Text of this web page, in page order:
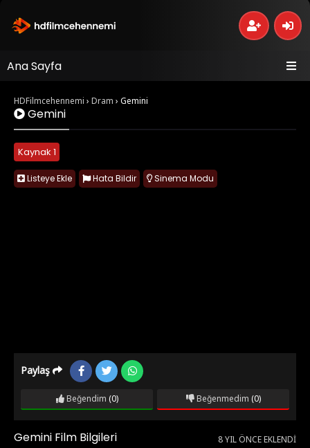
Ana Sayfa
HDFilmcehennemi › Dram › Gemini
Gemini
Kaynak 1
Listeye Ekle Hata Bildir Sinema Modu
Paylaş
Beğendim (0) Beğenmedim (0)
Gemini Film Bilgileri 8 YIL ÖNCE EKLENDI